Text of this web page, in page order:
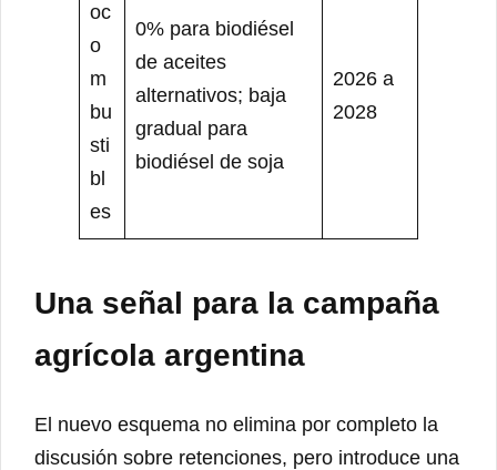
oc
o
m
bu
sti
bl
es
0% para biodiésel
de aceites
alternativos; baja
gradual para
biodiésel de soja
2026 a
2028
Una señal para la campaña
agrícola argentina
El nuevo esquema no elimina por completo la
discusión sobre retenciones, pero introduce una